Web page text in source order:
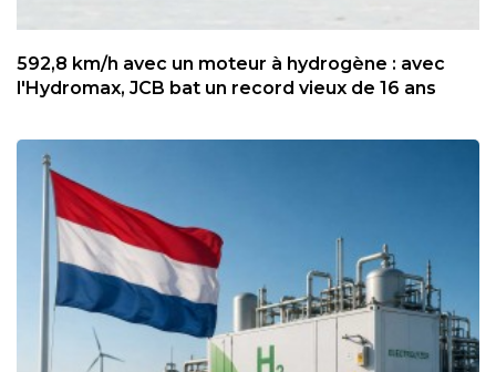
592,8 km/h avec un moteur à hydrogène : avec
l'Hydromax, JCB bat un record vieux de 16 ans